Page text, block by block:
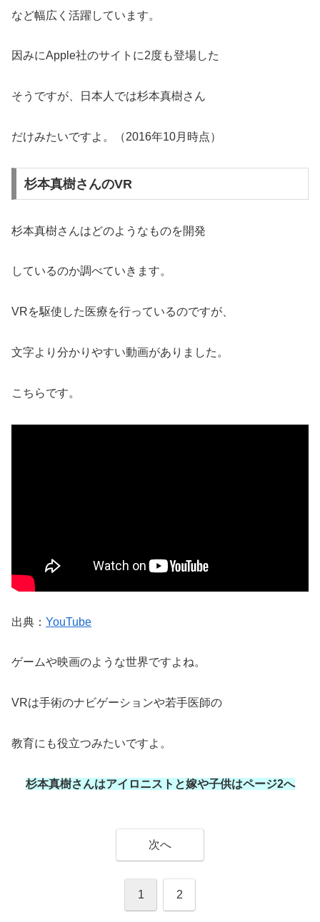
など幅広く活躍しています。
因みにApple社のサイトに2度も登場した
そうですが、日本人では杉本真樹さん
だけみたいですよ。（2016年10月時点）
杉本真樹さんのVR
杉本真樹さんはどのようなものを開発
しているのか調べていきます。
VRを駆使した医療を行っているのですが、
文字より分かりやすい動画がありました。
こちらです。
出典： YouTube
ゲームや映画のような世界ですよね。
VRは手術のナビゲーションや若手医師の
教育にも役立つみたいですよ。
杉本真樹さんはアイロニストと嫁や子供はページ2へ
次へ
1 2